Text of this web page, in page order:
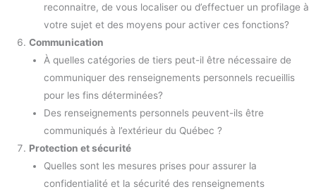
reconnaitre, de vous localiser ou d’effectuer un profilage à
votre sujet et des moyens pour activer ces fonctions?
Communication
À quelles catégories de tiers peut-il être nécessaire de
communiquer des renseignements personnels recueillis
pour les fins déterminées?
Des renseignements personnels peuvent-ils être
communiqués à l’extérieur du Québec ?
Protection et sécurité
Quelles sont les mesures prises pour assurer la
confidentialité et la sécurité des renseignements